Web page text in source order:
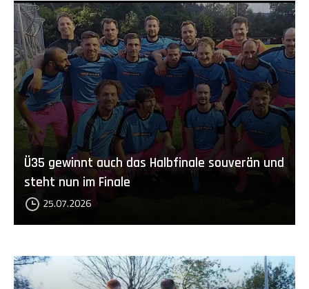
Ü35 gewinnt auch das Halbfinale souverän und
steht nun im Finale
25.07.2026